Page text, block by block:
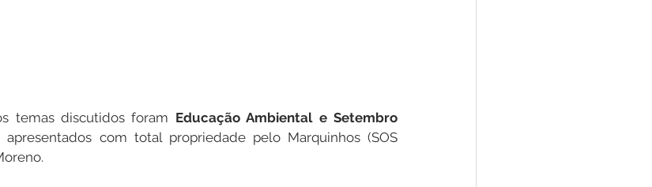
temas discutidos foram Educação Ambiental e Setembro
apresentados com total propriedade pelo Marquinhos (SOS